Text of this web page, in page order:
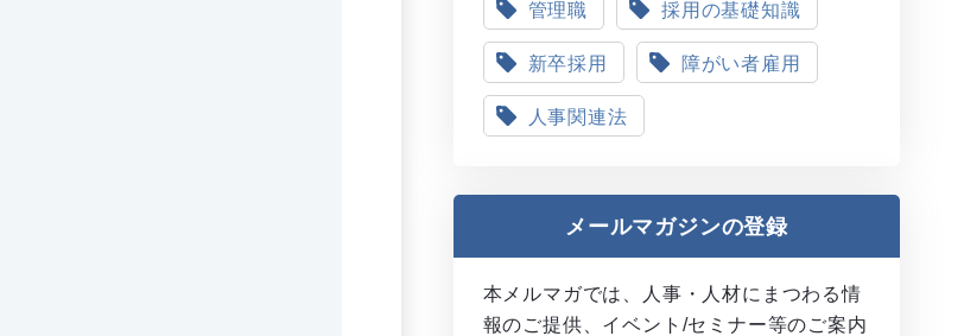
管理職 採用の基礎知識
新卒採用 障がい者雇用
人事関連法
メールマガジンの登録
本メルマガでは、人事・人材にまつわる情
報のご提供、イベント/セミナー等のご案内